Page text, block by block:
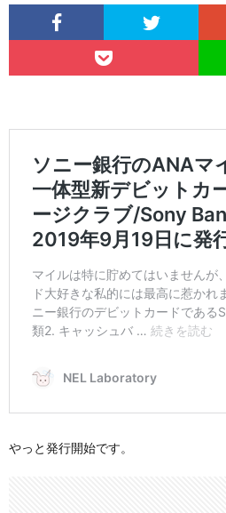
やっと発行開始です。